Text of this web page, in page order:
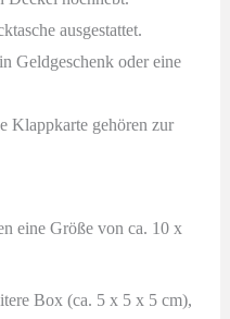
ausgestattet.
Geldgeschenk oder eine
Klappkarte gehören zur
eine Größe von ca. 10 x
Box (ca. 5 x 5 x 5 cm),